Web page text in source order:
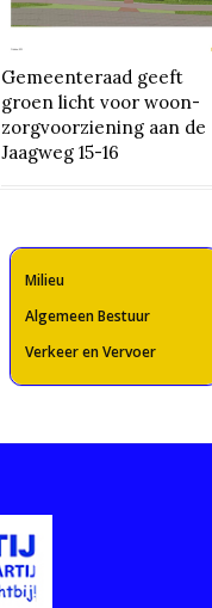
Gemeenteraad geeft
groen licht voor woon-
zorgvoorziening aan de
Jaagweg 15-16
Milieu
Algemeen Bestuur
Verkeer en Vervoer